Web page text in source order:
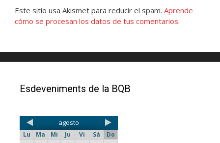
Este sitio usa Akismet para reducir el spam. Aprende
cómo se procesan los datos de tus comentarios.
Esdeveniments de la BQB
agosto
Lu Ma Mi Ju Vi Sá
Do